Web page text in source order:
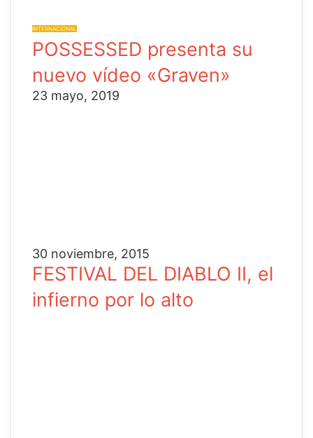
INTERNACIONAL
POSSESSED presenta su
nuevo vídeo «Graven»
23 mayo, 2019
30 noviembre, 2015
FESTIVAL DEL DIABLO II, el
infierno por lo alto